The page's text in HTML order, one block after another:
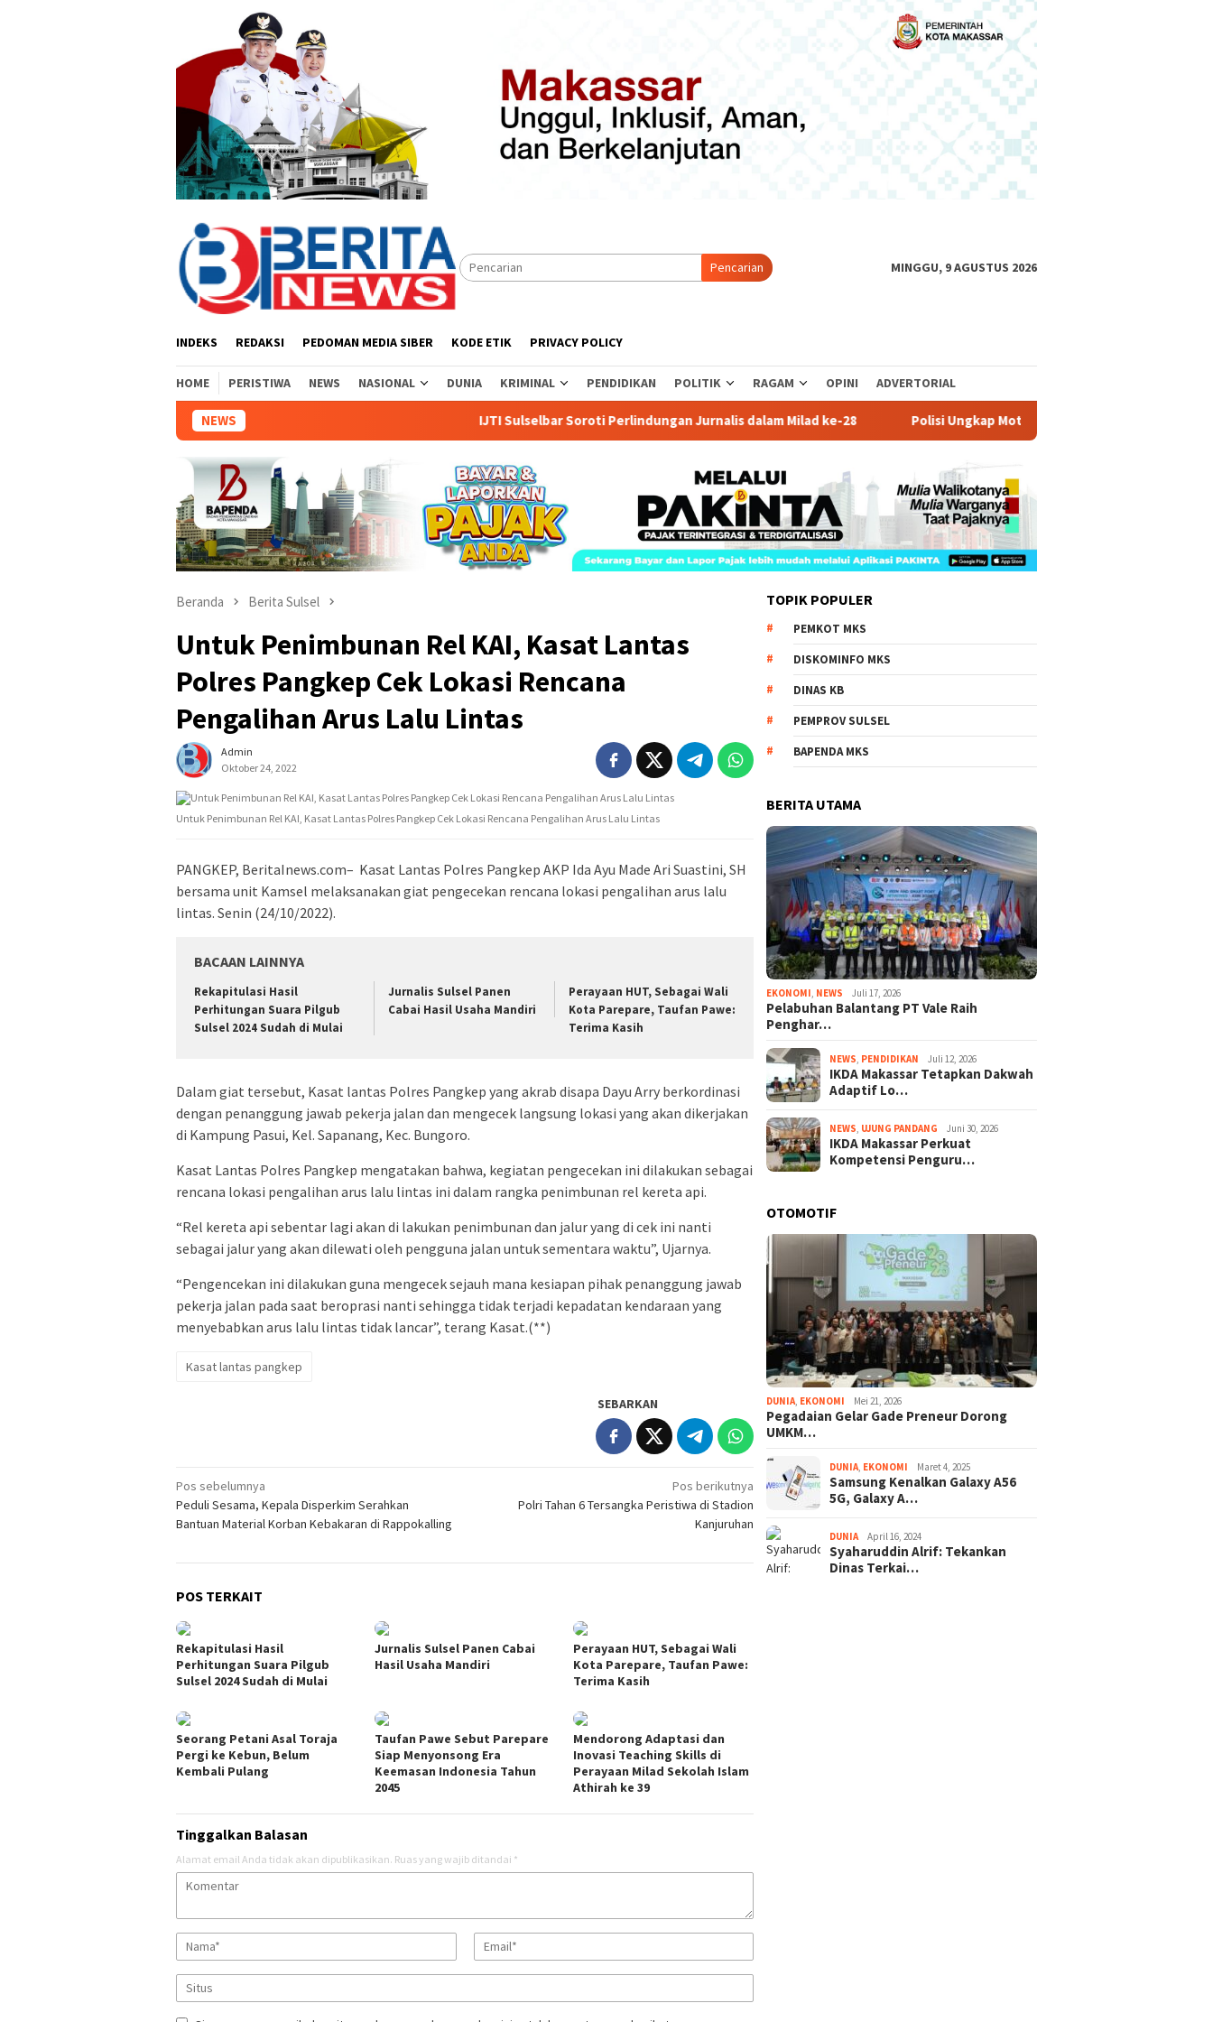
Pencarian MINGGU, 9 AGUSTUS 2026
INDEKS REDAKSI PEDOMAN MEDIA SIBER KODE ETIK PRIVACY POLICY
HOME PERISTIWA NEWS NASIONAL DUNIA KRIMINAL PENDIDIKAN POLITIK RAGAM OPINI ADVERTORIAL
NEWS IJTI Sulselbar Soroti Perlindungan Jurnalis dalam Milad ke-28 Polisi Ungkap Motif Mobil Brio Dirusak Massa di Maros
Beranda Berita Sulsel
Untuk Penimbunan Rel KAI, Kasat Lantas
Polres Pangkep Cek Lokasi Rencana
Pengalihan Arus Lalu Lintas
Admin
Oktober 24, 2022
Untuk Penimbunan Rel KAI, Kasat Lantas Polres Pangkep Cek Lokasi Rencana Pengalihan Arus Lalu Lintas
PANGKEP, BeritaInews.com– Kasat Lantas Polres Pangkep AKP Ida Ayu Made Ari Suastini, SH
bersama unit Kamsel melaksanakan giat pengecekan rencana lokasi pengalihan arus lalu
lintas. Senin (24/10/2022).
BACAAN LAINNYA
Rekapitulasi Hasil
Perhitungan Suara Pilgub
Sulsel 2024 Sudah di Mulai
Jurnalis Sulsel Panen
Cabai Hasil Usaha Mandiri
Perayaan HUT, Sebagai Wali
Kota Parepare, Taufan Pawe:
Terima Kasih
Dalam giat tersebut, Kasat lantas Polres Pangkep yang akrab disapa Dayu Arry berkordinasi
dengan penanggung jawab pekerja jalan dan mengecek langsung lokasi yang akan dikerjakan
di Kampung Pasui, Kel. Sapanang, Kec. Bungoro.
Kasat Lantas Polres Pangkep mengatakan bahwa, kegiatan pengecekan ini dilakukan sebagai
rencana lokasi pengalihan arus lalu lintas ini dalam rangka penimbunan rel kereta api.
“Rel kereta api sebentar lagi akan di lakukan penimbunan dan jalur yang di cek ini nanti
sebagai jalur yang akan dilewati oleh pengguna jalan untuk sementara waktu”, Ujarnya.
“Pengencekan ini dilakukan guna mengecek sejauh mana kesiapan pihak penanggung jawab
pekerja jalan pada saat beroprasi nanti sehingga tidak terjadi kepadatan kendaraan yang
menyebabkan arus lalu lintas tidak lancar”, terang Kasat.(**)
Kasat lantas pangkep
SEBARKAN
Navigasi
pos
Pos sebelumnya
Peduli Sesama, Kepala Disperkim Serahkan
Bantuan Material Korban Kebakaran di Rappokalling
Pos berikutnya
Polri Tahan 6 Tersangka Peristiwa di Stadion
Kanjuruhan
POS TERKAIT
Rekapitulasi Hasil
Perhitungan Suara Pilgub
Sulsel 2024 Sudah di Mulai
Jurnalis Sulsel Panen Cabai
Hasil Usaha Mandiri
Perayaan HUT, Sebagai Wali
Kota Parepare, Taufan Pawe:
Terima Kasih
Seorang Petani Asal Toraja
Pergi ke Kebun, Belum
Kembali Pulang
Taufan Pawe Sebut Parepare
Siap Menyonsong Era
Keemasan Indonesia Tahun
2045
Mendorong Adaptasi dan
Inovasi Teaching Skills di
Perayaan Milad Sekolah Islam
Athirah ke 39
Tinggalkan Balasan
Alamat email Anda tidak akan dipublikasikan. Ruas yang wajib ditandai *
TOPIK POPULER
PEMKOT MKS
DISKOMINFO MKS
DINAS KB
PEMPROV SULSEL
BAPENDA MKS
BERITA UTAMA
EKONOMI, NEWS Juli 17, 2026
Pelabuhan Balantang PT Vale Raih
Penghar…
NEWS, PENDIDIKAN Juli 12, 2026
IKDA Makassar Tetapkan Dakwah
Adaptif Lo…
NEWS, UJUNG PANDANG Juni 30, 2026
IKDA Makassar Perkuat
Kompetensi Penguru…
OTOMOTIF
DUNIA, EKONOMI Mei 21, 2026
Pegadaian Gelar Gade Preneur Dorong
UMKM…
DUNIA, EKONOMI Maret 4, 2025
Samsung Kenalkan Galaxy A56
5G, Galaxy A…
DUNIA April 16, 2024
Syaharuddin Alrif: Tekankan
Dinas Terkai…